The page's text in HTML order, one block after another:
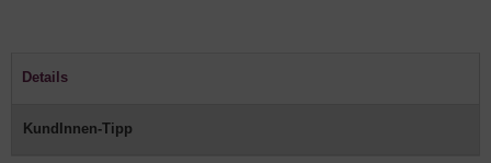
Details
KundInnen-Tipp